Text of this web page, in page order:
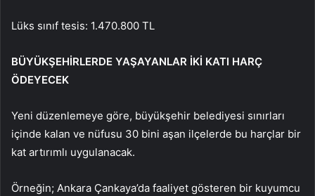
Lüks sınıf tesis: 1.470.800 TL
BÜYÜKŞEHİRLERDE YAŞAYANLAR İKİ KATI HARÇ
ÖDEYECEK
Yeni düzenlemeye göre, büyükşehir belediyesi sınırları
içinde kalan ve nüfusu 30 bini aşan ilçelerde bu harçlar bir
kat artırımlı uygulanacak.
Örneğin; Ankara Çankaya’da faaliyet gösteren bir kuyumcu